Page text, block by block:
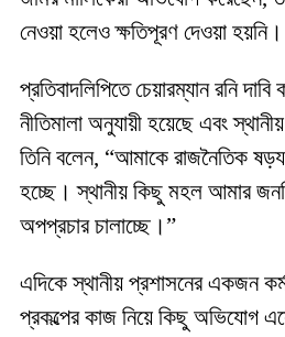
নেওয়া হলেও ক্ষতিপূরণ দেওয়া হয়নি।
প্রতিবাদলিপিতে চেয়ারম্যান রনি
নীতিমালা অনুযায়ী হয়েছে এবং
তিনি বলেন, “আমাকে রাজনৈতিক
হচ্ছে। স্থানীয় কিছু মহল আমার
অপপ্রচার চালাচ্ছে।”
এদিকে স্থানীয় প্রশাসনের একজন
প্রকল্পের কাজ নিয়ে কিছু অভিযোগ